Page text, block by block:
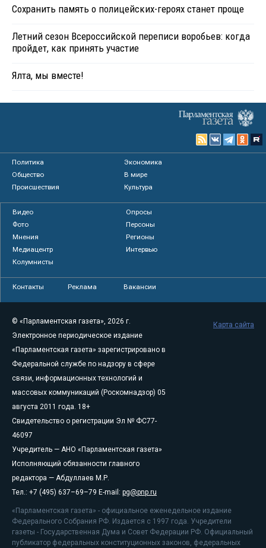
Сохранить память о полицейских-героях станет проще
Летний сезон Всероссийской переписи воробьев: когда
пройдет, как принять участие
Ялта, мы вместе!
Политика
Экономика
Общество
В мире
Происшествия
Культура
Видео
Опросы
Фото
Персоны
Мнения
Регионы
Медиацентр
Интервью
Колумнисты
Контакты Реклама Вакансии
© «Парламентская газета», 2026 г.
Электронное периодическое издание
«Парламентская газета» зарегистрировано в
Федеральной службе по надзору в сфере
связи, информационных технологий и
массовых коммуникаций (Роскомнадзор) 05
августа 2011 года. 18+
Свидетельство о регистрации Эл № ФС77-
46097
Учредитель — АНО «Парламентская газета»
Исполняющий обязанности главного
редактора — Абдуллаев М.Р.
Тел.: +7 (495) 637–69–79 E-mail: pg@pnp.ru
«Парламентская газета» - официальное еженедельное издание
Федерального Собрания РФ. Издается с 1997 года. Учредители
газеты - Государственная Дума и Совет Федерации РФ. Официальный
публикатор федеральных конституционных законов, федеральных
Карта сайта